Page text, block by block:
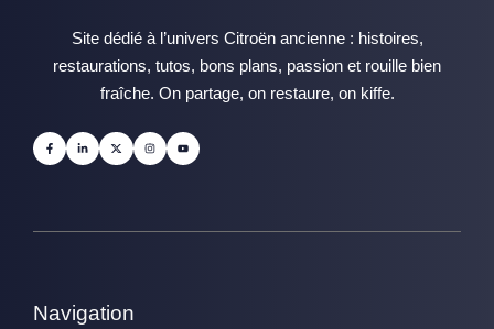
Site dédié à l’univers Citroën ancienne : histoires,
restaurations, tutos, bons plans, passion et rouille bien
fraîche. On partage, on restaure, on kiffe.
Navigation